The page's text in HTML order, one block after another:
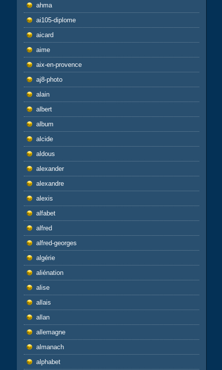
ahma
ai105-diplome
aicard
aime
aix-en-provence
aj8-photo
alain
albert
album
alcide
aldous
alexander
alexandre
alexis
alfabet
alfred
alfred-georges
algérie
aliénation
alise
allais
allan
allemagne
almanach
alphabet